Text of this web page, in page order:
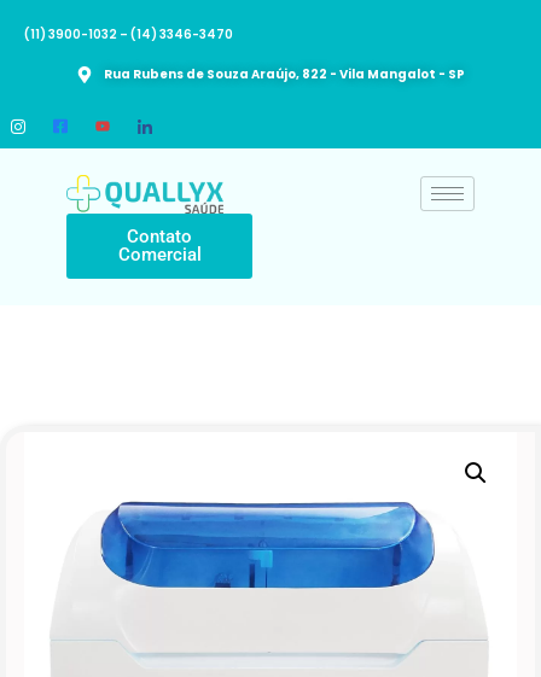
(11) 3900-1032 – (14) 3346-3470​
Rua Rubens de Souza Araújo, 822 - Vila Mangalot - SP
Contato
Comercial